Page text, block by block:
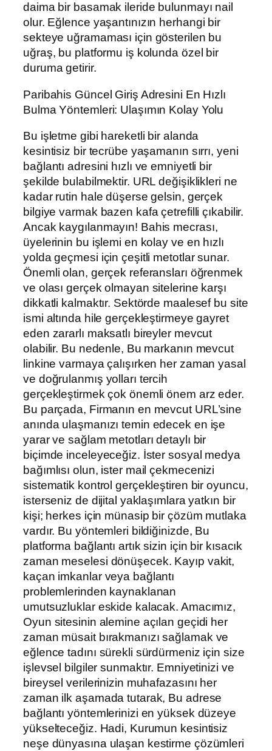
daima bir basamak ileride bulunmayı nail
olur. Eğlence yaşantınızın herhangi bir
sekteye uğramaması için gösterilen bu
uğraş, bu platformu iş kolunda özel bir
duruma getirir.
Paribahis Güncel Giriş Adresini En Hızlı
Bulma Yöntemleri: Ulaşımın Kolay Yolu
Bu işletme gibi hareketli bir alanda
kesintisiz bir tecrübe yaşamanın sırrı, yeni
bağlantı adresini hızlı ve emniyetli bir
şekilde bulabilmektir. URL değişiklikleri ne
kadar rutin hale düşerse gelsin, gerçek
bilgiye varmak bazen kafa çetrefilli çıkabilir.
Ancak kaygılanmayın! Bahis mecrası,
üyelerinin bu işlemi en kolay ve en hızlı
yolda geçmesi için çeşitli metotlar sunar.
Önemli olan, gerçek referansları öğrenmek
ve olası gerçek olmayan sitelerine karşı
dikkatli kalmaktır. Sektörde maalesef bu site
ismi altında hile gerçekleştirmeye gayret
eden zararlı maksatlı bireyler mevcut
olabilir. Bu nedenle, Bu markanın mevcut
linkine varmaya çalışırken her zaman yasal
ve doğrulanmış yolları tercih
gerçekleştirmek çok önemli önem arz eder.
Bu parçada, Firmanın en mevcut URL’sine
anında ulaşmanızı temin edecek en işe
yarar ve sağlam metotları detaylı bir
biçimde inceleyeceğiz. İster sosyal medya
bağımlısı olun, ister mail çekmecenizi
sistematik kontrol gerçekleştiren bir oyuncu,
isterseniz de dijital yaklaşımlara yatkın bir
kişi; herkes için münasip bir çözüm mutlaka
vardır. Bu yöntemleri bildiğinizde, Bu
platforma bağlantı artık sizin için bir kısacık
zaman meselesi dönüşecek. Kayıp vakit,
kaçan imkanlar veya bağlantı
problemlerinden kaynaklanan
umutsuzluklar eskide kalacak. Amacımız,
Oyun sitesinin alemine açılan geçidi her
zaman müsait bırakmanızı sağlamak ve
eğlence tadını sürekli sürdürmeniz için size
işlevsel bilgiler sunmaktır. Emniyetinizi ve
bireysel verilerinizin muhafazasını her
zaman ilk aşamada tutarak, Bu adrese
bağlantı yöntemlerinizi en yüksek düzeye
yükselteceğiz. Hadi, Kurumun kesintisiz
neşe dünyasına ulaşan kestirme çözümleri